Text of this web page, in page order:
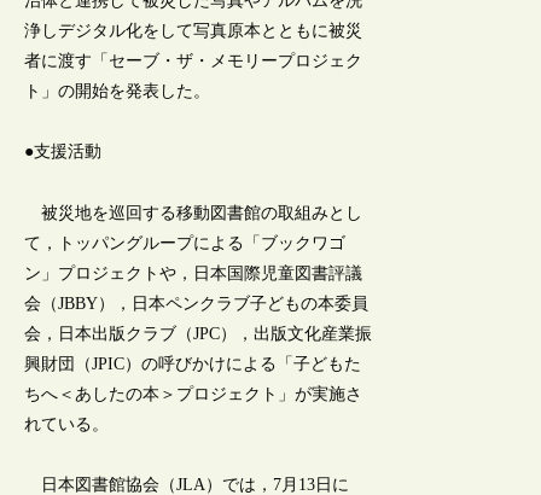
浄しデジタル化をして写真原本とともに被災
者に渡す「セーブ・ザ・メモリープロジェク
ト」の開始を発表した。
●支援活動
被災地を巡回する移動図書館の取組みとし
て，トッパングループによる「ブックワゴ
ン」プロジェクトや，日本国際児童図書評議
会（JBBY），日本ペンクラブ子どもの本委員
会，日本出版クラブ（JPC），出版文化産業振
興財団（JPIC）の呼びかけによる「子どもた
ちへ＜あしたの本＞プロジェクト」が実施さ
れている。
日本図書館協会（JLA）では，7月13日に